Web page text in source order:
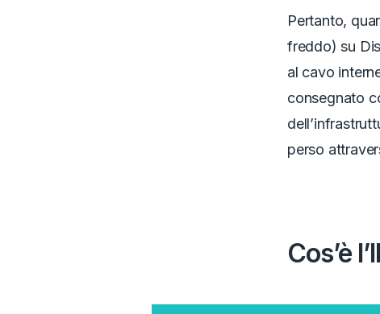
Pertanto,
freddo) su
al cavo
consegnato
perso
Cos’è